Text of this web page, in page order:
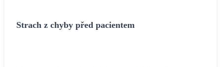
Strach z chyby před pacientem